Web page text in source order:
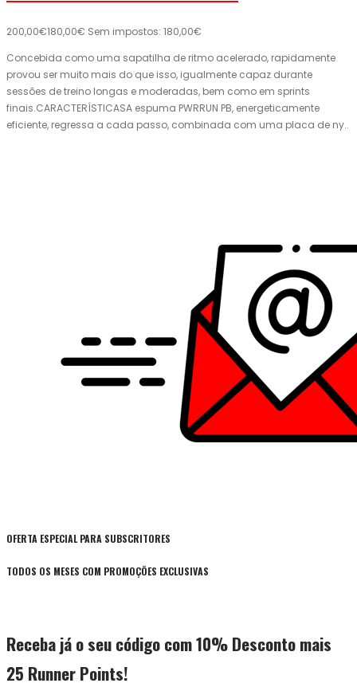
200,00€180,00€ Sem impostos: 180,00€
Concebida como uma sapatilha de ritmo acelerado, rapidamente
provou ser muito mais do que isso, igualmente capaz durante
sessões de treino longas e moderadas, bem como em sprints
finais.CARACTERÍSTICASA espuma PWRRUN PB, energeticamente
eficiente, regressa a cada passo, combinada com uma placa de ny..
OFERTA ESPECIAL PARA SUBSCRITORES
TODOS OS MESES COM PROMOÇÕES EXCLUSIVAS
Receba já o seu código com 10% Desconto mais
25 Runner Points!